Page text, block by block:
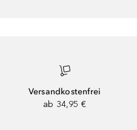
Versandkostenfrei
ab 34,95 €